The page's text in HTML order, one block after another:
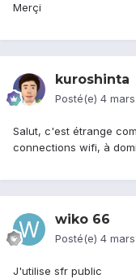
Merçi
kuroshinta
Posté(e) 4
Salut, c'est étrange
connections wifi, à
wiko 66
Posté(e) 4
J'utilise sfr public